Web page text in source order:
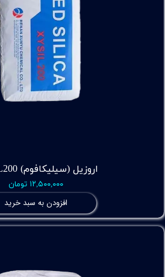
اروزیل (سیلیکافوم) XYSIL200
۱۲,۵۰۰,۰۰۰ تومان
افزودن به سبد خرید